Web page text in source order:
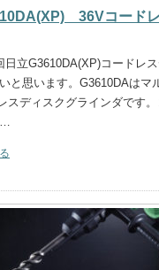
36Vコードレ
日立G3610DA(XP)コードレ
と思います。G3610DAはマ
スディスクグラインダです
…